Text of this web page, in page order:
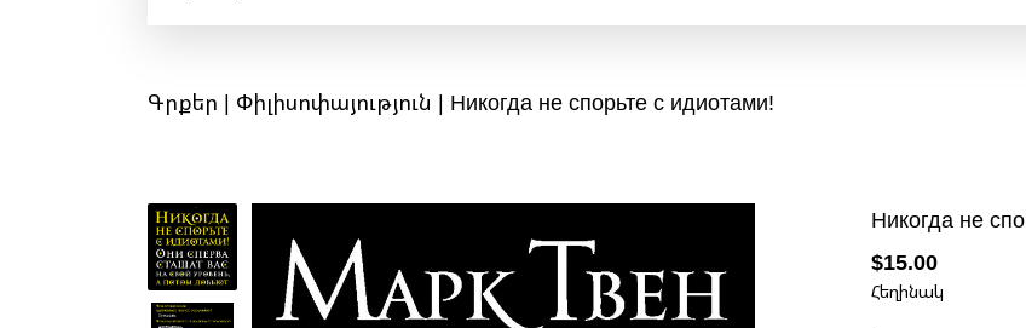
Գրքեր | Փիլիսոփայություն | Никогда не спорьте с идиотами!
Никогда не
$15.00
Հեղինակ